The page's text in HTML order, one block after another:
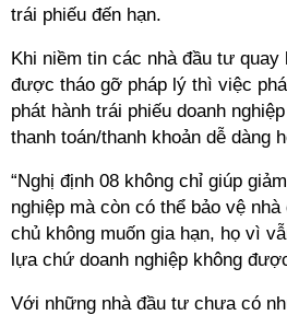
trái phiếu đến hạn.
Khi niềm tin các nhà đầu tư
được tháo gỡ pháp lý thì việc
phát hành trái phiếu doanh
thanh toán/thanh khoản dễ dàng
“Nghị định 08 không chỉ giúp
nghiệp mà còn có thể bảo vệ
chủ không muốn gia hạn, họ vì
lựa chứ doanh nghiệp không
Với những nhà đầu tư chưa có